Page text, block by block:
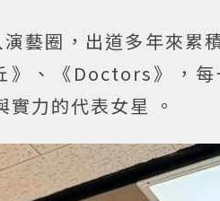
藝圈，出道多年來累
》、《Doctors》，
力的代表女星 。